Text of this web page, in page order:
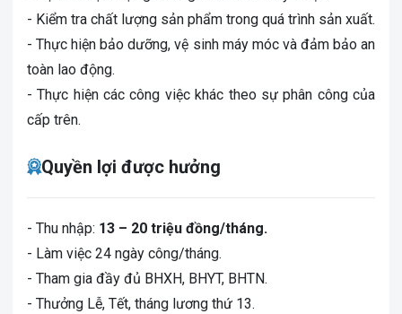
- Kiểm tra chất lượng sản phẩm trong quá trình sản xuất.
- Thực hiện bảo dưỡng, vệ sinh máy móc và đảm bảo an
toàn lao động.
- Thực hiện các công việc khác theo sự phân công của
cấp trên.
Quyền lợi được hưởng
- Thu nhập: 13 – 20 triệu đồng/tháng.
- Làm việc 24 ngày công/tháng.
- Tham gia đầy đủ BHXH, BHYT, BHTN.
- Thưởng Lễ, Tết, tháng lương thứ 13.